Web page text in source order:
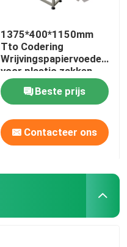
1375*400*1150mm
Tto Codering
Wrijvingspapiervoeder
voor plastic zakken
Beste prijs
Contacteer ons